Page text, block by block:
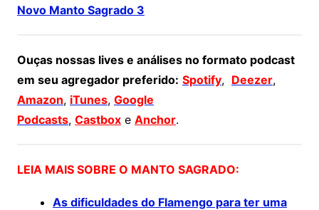
Novo Manto Sagrado 3
Ouças nossas lives e análises no formato podcast
em seu agregador preferido: Spotify, Deezer,
Amazon, iTunes, Google
Podcasts, Castboxe Anchor.
LEIA MAIS SOBRE O MANTO SAGRADO:
As dificuldades do Flamengo para ter uma